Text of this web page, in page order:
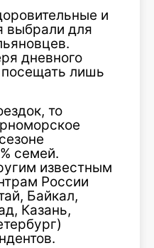
и
выбрали для
дневного
лишь
то
семей.
известным
России
Байкал,
Казань,